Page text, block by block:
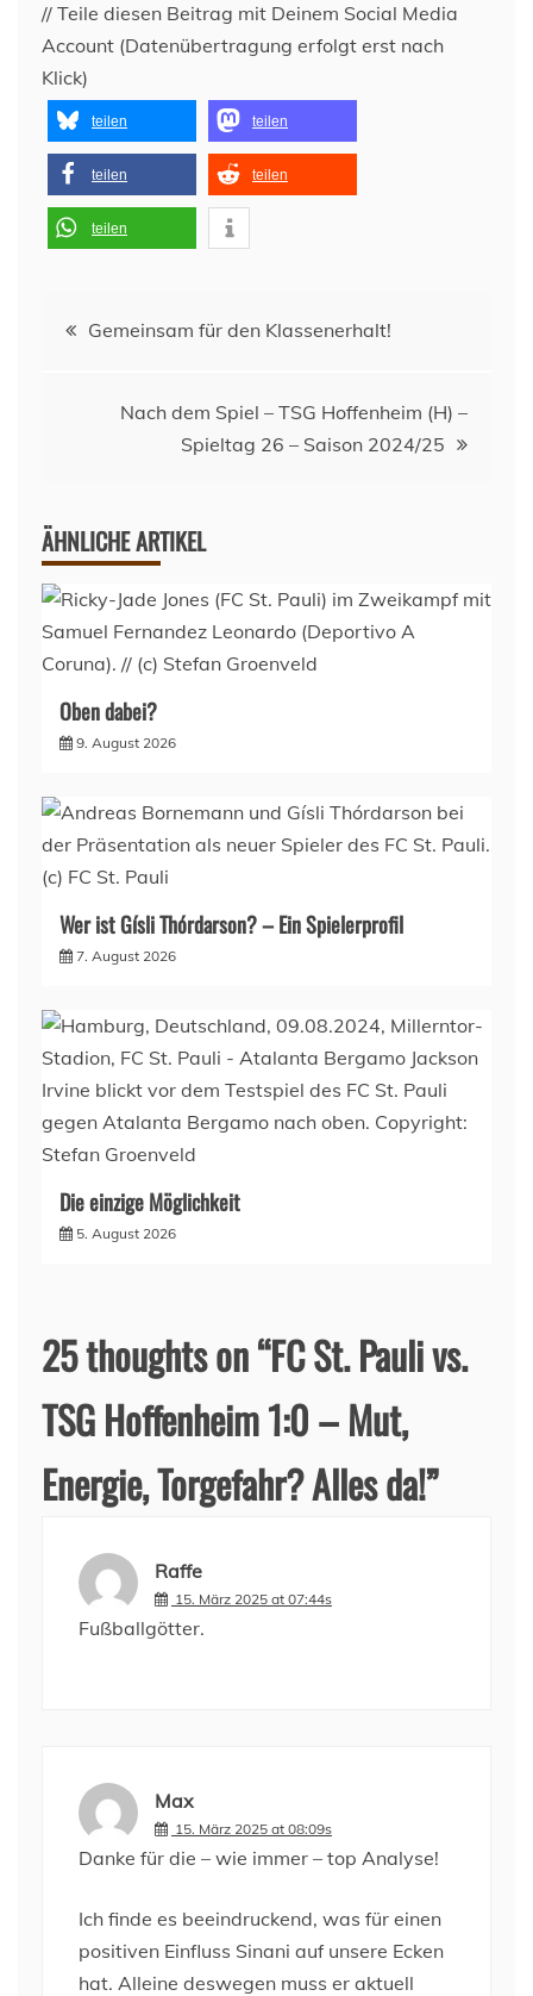
// Teile diesen Beitrag mit Deinem Social Media
Account (Datenübertragung erfolgt erst nach
Klick)
teilen teilen
teilen teilen
teilen
Beitragsnavigation
Gemeinsam für den Klassenerhalt!
Nach dem Spiel – TSG Hoffenheim (H) –
Spieltag 26 – Saison 2024/25
ÄHNLICHE ARTIKEL
Oben dabei?
9. August 2026
Wer ist Gísli Thórdarson? – Ein Spielerprofil
7. August 2026
Die einzige Möglichkeit
5. August 2026
25 thoughts on “FC St. Pauli vs.
TSG Hoffenheim 1:0 – Mut,
Energie, Torgefahr? Alles da!”
Raffe
15. März 2025 at 07:44s
Fußballgötter.
Max
15. März 2025 at 08:09s
Danke für die – wie immer – top Analyse!
Ich finde es beeindruckend, was für einen
positiven Einfluss Sinani auf unsere Ecken
hat. Alleine deswegen muss er aktuell